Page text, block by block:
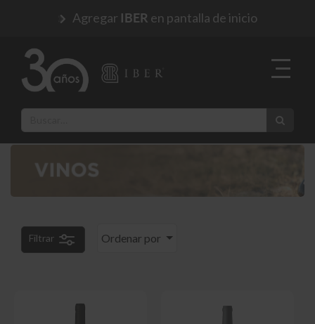
Agregar IBER en pantalla de inicio
Ordenar por
Filtrar